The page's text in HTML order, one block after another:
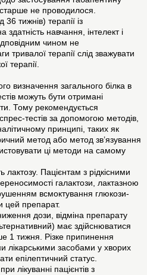
старше не проводилося.
тижнів) терапії із
навчання, інтелект і
чином не
тривалої терапії слід зважувати
терапії.
визначення загального білка в
можуть бути отримані
Тому рекомендується
тестів за допомогою методів,
принципі, таких як
метод або метод зв’язування
ці методи на самому
Пацієнтам з рідкісними
галактози, лактазною
всмоктування глюкози-
цей препарат.
дози, відміна препарату
має здійснюватися
1 тижня. Різке припинення
лікарськими засобами у хворих
епілептичний статус.
лікуванні пацієнтів з